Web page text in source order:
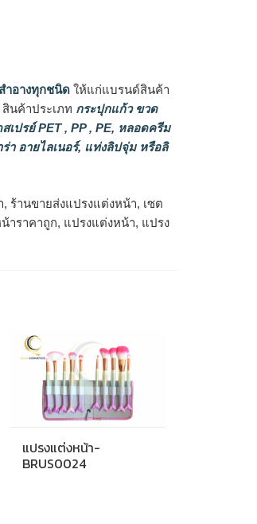
ำอางทุกชนิด ให้แก่แบรนด์สินค้า
นค้าประเภท กระปุกแก้ว ขวด
เปรย์ PET , PP , PE, หลอดครีม
า อายไลเนอร์, แท่งลิปจุ่ม หรือลิ
ร้านขายส่งแปรงแต่งหน้า, เซต
าราคาถูก, แปรงแต่งหน้า, แปรง
แปรงแต่งหน้า-
BRUS0024